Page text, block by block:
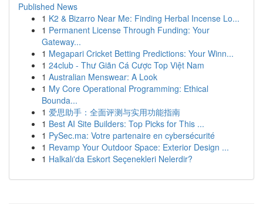
Published News
1 K2 & Bizarro Near Me: Finding Herbal Incense Lo...
1 Permanent License Through Funding: Your
Gateway...
1 Megapari Cricket Betting Predictions: Your Winn...
1 24club - Thư Giãn Cá Cược Top Việt Nam
1 Australian Menswear: A Look
1 My Core Operational Programming: Ethical
Bounda...
1 爱思助手：全面评测与实用功能指南
1 Best AI Site Builders: Top Picks for This ...
1 PySec.ma: Votre partenaire en cybersécurité
1 Revamp Your Outdoor Space: Exterior Design ...
1 Halkalı'da Eskort Seçenekleri Nelerdir?